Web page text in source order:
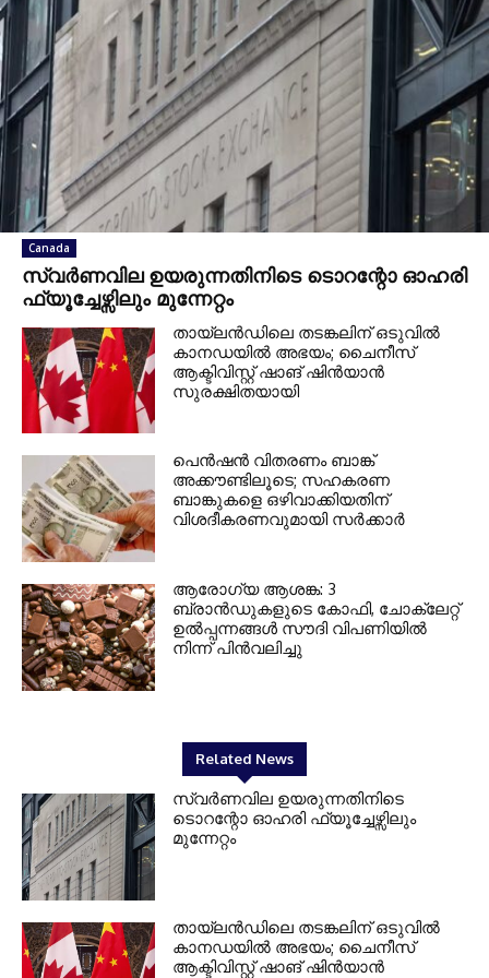
Canada
സ്വർണവില ഉയരുന്നതിനിടെ ടൊറന്റോ ഓഹരി
ഫ്യൂച്ചേഴ്സിലും മുന്നേറ്റം
തായ്‌ലൻഡിലെ തടങ്കലിന് ഒടുവിൽ
കാനഡയിൽ അഭയം; ചൈനീസ്
ആക്ടിവിസ്റ്റ് ഷാങ് ഷിൻയാൻ
സുരക്ഷിതയായി
പെൻഷൻ വിതരണം ബാങ്ക്
അക്കൗണ്ടിലൂടെ; സഹകരണ
ബാങ്കുകളെ ഒഴിവാക്കിയതിന്
വിശദീകരണവുമായി സർക്കാർ
ആരോഗ്യ ആശങ്ക: 3
ബ്രാൻഡുകളുടെ കോഫി, ചോക്ലേറ്റ്
ഉൽപ്പന്നങ്ങൾ സൗദി വിപണിയിൽ
നിന്ന് പിൻവലിച്ചു
Related News
സ്വർണവില ഉയരുന്നതിനിടെ
ടൊറന്റോ ഓഹരി ഫ്യൂച്ചേഴ്സിലും
മുന്നേറ്റം
തായ്‌ലൻഡിലെ തടങ്കലിന് ഒടുവിൽ
കാനഡയിൽ അഭയം; ചൈനീസ്
ആക്ടിവിസ്റ്റ് ഷാങ് ഷിൻയാൻ